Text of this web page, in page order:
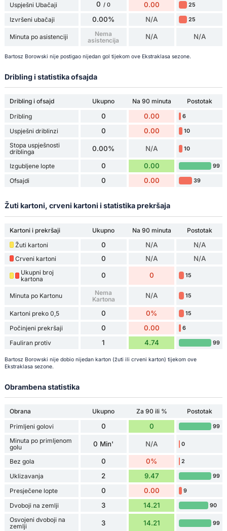
Uspješni Ubačaji 0 / 0 0.00 25
Izvršeni ubačaji 0.00% N/A 25
Minuta po asistenciji
Nema
asistencija
N/A N/A
Bartosz Borowski nije postigao nijedan gol tijekom ove Ekstraklasa sezone.
Dribling i statistika ofsajda
Dribling i ofsajd Ukupno Na 90 minuta
Postotak
Dribling
0 0.00 6
Uspješni driblinzi 0 0.00 10
Stopa uspješnosti
driblinga
0.00% N/A 10
Izgubljene lopte 0 0.00 99
Ofsajdi 0 0.00 39
Žuti kartoni, crveni kartoni i statistika prekršaja
Kartoni i prekršaji Ukupno Na 90 minuta
Postotak
Žuti kartoni
0 N/A N/A
Crveni kartoni 0 N/A N/A
Ukupni broj
kartona
0 0 15
Minuta po Kartonu
Nema
Kartona
N/A 15
Kartoni preko 0,5 0 0% 15
Počinjeni prekršaji 0 0.00 6
Fauliran protiv 1 4.74 99
Bartosz Borowski nije dobio nijedan karton (žuti ili crveni karton) tijekom ove
Ekstraklasa sezone.
Obrambena statistika
Obrana Ukupno Za 90 ili %
Postotak
Primljeni golovi
0 0 99
Minuta po primljenom
golu
0 Min' N/A 0
Bez gola 0 0% 2
Uklizavanja 2 9.47 99
Presječene lopte 0 0.00 9
Dvoboji na zemlji 3 14.21 90
Osvojeni dvoboji na
zemlji
3 14.21 99